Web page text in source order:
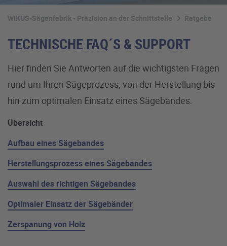
WIKUS-Sägenfabrik - Präzision an der Schnittstelle Ratgeber
TECHNISCHE FAQ´S & SUPPORT
Hier finden Sie Antworten auf die wichtigsten Fragen
rund um Ihren Sägeprozess, von der Herstellung bis
hin zum optimalen Einsatz eines Sägebandes.
Übersicht
Aufbau eines Sägebandes
Herstellungsprozess eines Sägebandes
Auswahl des richtigen Sägebandes
Optimaler Einsatz der Sägebänder
Zerspanung von Holz